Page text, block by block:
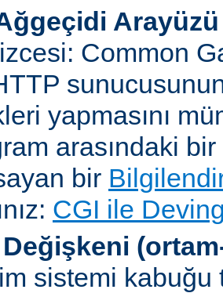
Arayüzü
Common
yapmasını
arasındaki
bir
CGI ile
sistemi kabuğu